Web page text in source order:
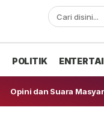
POLITIK
Opini dan Suara